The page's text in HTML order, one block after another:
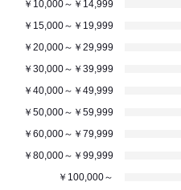
￥10,000～￥14,999
￥15,000～￥19,999
￥20,000～￥29,999
￥30,000～￥39,999
￥40,000～￥49,999
￥50,000～￥59,999
￥60,000～￥79,999
￥80,000～￥99,999
￥100,000～